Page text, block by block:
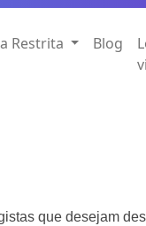
Restrita Blog
que desejam